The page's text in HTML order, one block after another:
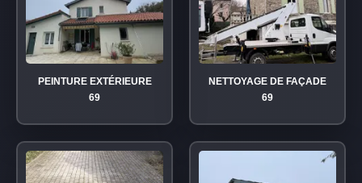
PEINTURE EXTÉRIEURE
69
NETTOYAGE DE FAÇADE
69